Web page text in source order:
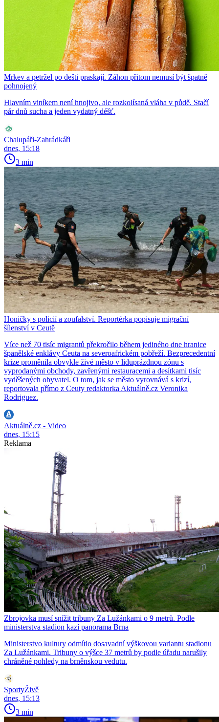
Mrkev a petržel po dešti praskají. Záhon přitom nemusí být špatně
pohnojený
Hlavním viníkem není hnojivo, ale rozkolísaná vláha v půdě. Stačí
pár dnů sucha a jeden vydatný déšť.
Chalupáři-Zahrádkáři
dnes, 15:18
3 min
Honičky s policií a zoufalství. Reportérka popisuje migrační
šílenství v Ceutě
Více než 70 tisíc migrantů překročilo během jediného dne hranice
španělské enklávy Ceuta na severoafrickém pobřeží. Bezprecedentní
krize proměnila obvykle živé město v liduprázdnou zónu s
vyprodanými obchody, zavřenými restauracemi a desítkami tisíc
vyděšených obyvatel. O tom, jak se město vyrovnává s krizí,
reportovala přímo z Ceuty redaktorka Aktuálně.cz Veronika
Rodriguez.
Aktuálně.cz - Video
dnes, 15:15
Reklama
Zbrojovka musí snížit tribuny Za Lužánkami o 9 metrů. Podle
ministerstva stadion kazí panorama Brna
Ministerstvo kultury odmítlo dosavadní výškovou variantu stadionu
Za Lužánkami. Tribuny o výšce 37 metrů by podle úřadu narušily
chráněné pohledy na brněnskou vedutu.
SportyŽivě
dnes, 15:13
3 min